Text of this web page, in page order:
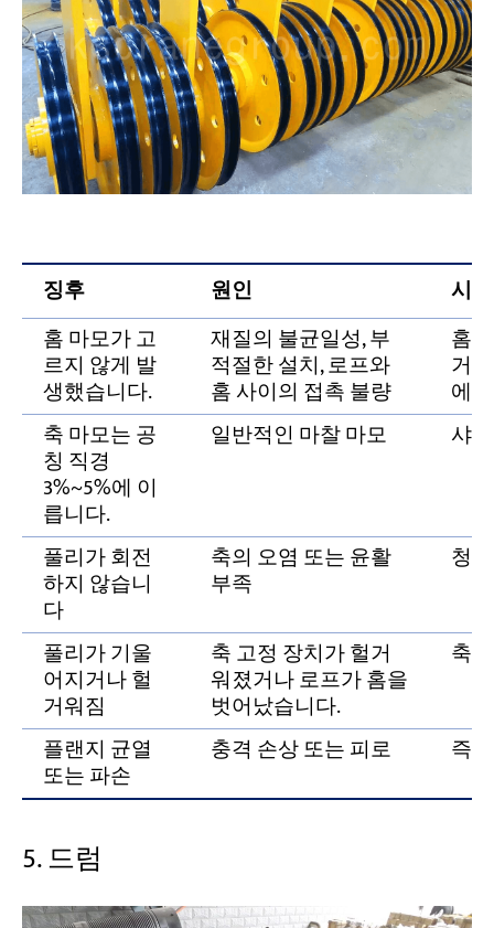
징후 원인
시
홈 마모가 고
르지 않게 발
생했습니다.
재질의 불균일성, 부
적절한 설치, 로프와
홈 사이의 접촉 불량
홈
거
에
축 마모는 공
칭 직경
3%~5%에 이
릅니다.
일반적인 마찰 마모 샤
풀리가 회전
하지 않습니
다
축의 오염 또는 윤활
부족
청
풀리가 기울
어지거나 헐
거워짐
축 고정 장치가 헐거
워졌거나 로프가 홈을
벗어났습니다.
축
플랜지 균열
또는 파손
충격 손상 또는 피로 즉
5. 드럼